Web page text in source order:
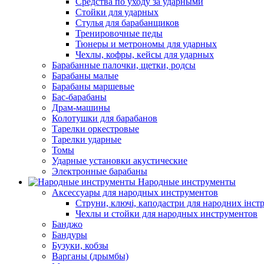
Стойки для ударных
Стулья для барабанщиков
Тренировочные педы
Тюнеры и метрономы для ударных
Чехлы, кофры, кейсы для ударных
Барабанные палочки, щетки, родсы
Барабаны малые
Барабаны маршевые
Бас-барабаны
Драм-машины
Колотушки для барабанов
Тарелки оркестровые
Тарелки ударные
Томы
Ударные установки акустические
Электронные барабаны
Народные инструменты
Аксессуары для народных инструментов
Струни, ключі, каподастри для народних
Чехлы и стойки для народных инструментов
Банджо
Бандуры
Бузуки, кобзы
Варганы (дрымбы)